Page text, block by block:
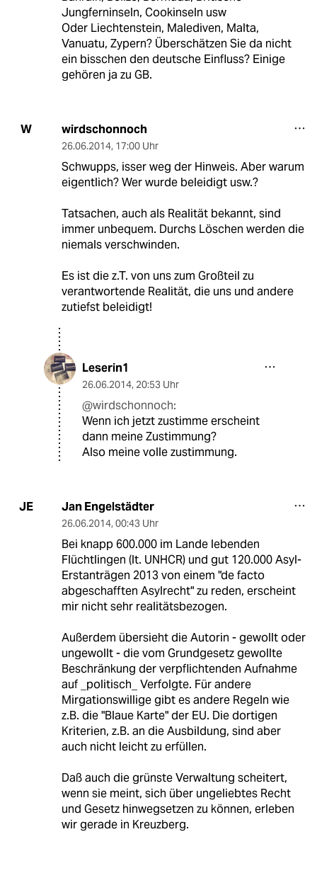
Jungferninseln, Cookinseln usw
Oder Liechtenstein, Malediven, Malta,
Vanuatu, Zypern? Überschätzen Sie da nicht
ein bisschen den deutsche Einfluss? Einige
gehören ja zu GB.
W wirdschonnoch
26.06.2014, 17:00 Uhr
Schwupps, isser weg der Hinweis. Aber warum
eigentlich? Wer wurde beleidigt usw.?
Tatsachen, auch als Realität bekannt, sind
immer unbequem. Durchs Löschen werden die
niemals verschwinden.
Es ist die z.T. von uns zum Großteil zu
verantwortende Realität, die uns und andere
zutiefst beleidigt!
Leserin1
26.06.2014, 20:53 Uhr
@wirdschonnoch:
Wenn ich jetzt zustimme erscheint
dann meine Zustimmung?
Also meine volle zustimmung.
JE Jan Engelstädter
26.06.2014, 00:43 Uhr
Bei knapp 600.000 im Lande lebenden
Flüchtlingen (lt. UNHCR) und gut 120.000 Asyl-
Erstanträgen 2013 von einem "de facto
abgeschafften Asylrecht" zu reden, erscheint
mir nicht sehr realitätsbezogen.
Außerdem übersieht die Autorin - gewollt oder
ungewollt - die vom Grundgesetz gewollte
Beschränkung der verpflichtenden Aufnahme
auf _politisch_ Verfolgte. Für andere
Mirgationswillige gibt es andere Regeln wie
z.B. die "Blaue Karte" der EU. Die dortigen
Kriterien, z.B. an die Ausbildung, sind aber
auch nicht leicht zu erfüllen.
Daß auch die grünste Verwaltung scheitert,
wenn sie meint, sich über ungeliebtes Recht
und Gesetz hinwegsetzen zu können, erleben
wir gerade in Kreuzberg.